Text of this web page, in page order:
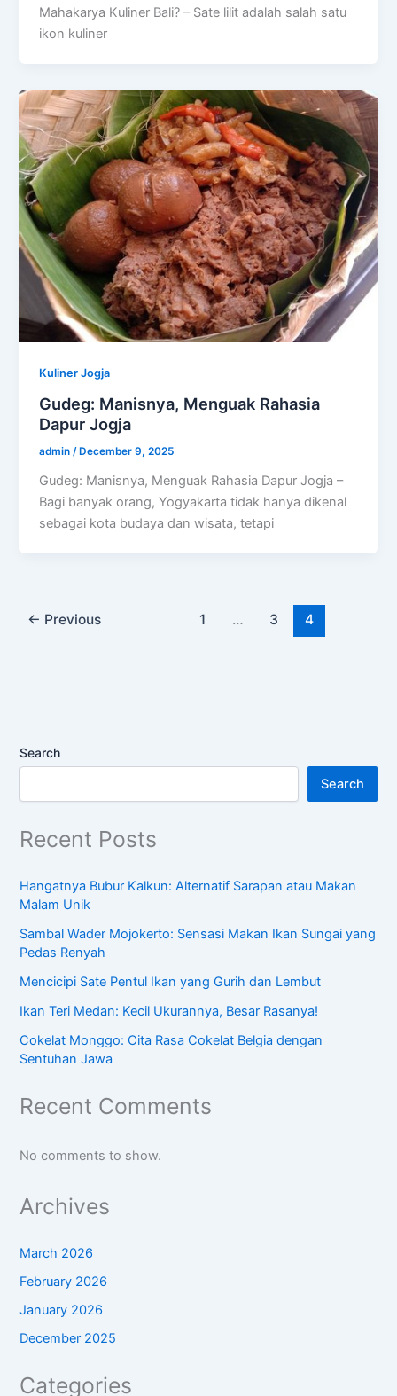
Mahakarya Kuliner Bali? – Sate lilit adalah salah satu
ikon kuliner
Kuliner Jogja
Gudeg: Manisnya, Menguak Rahasia
Dapur Jogja
admin/December 9, 2025
Gudeg: Manisnya, Menguak Rahasia Dapur Jogja –
Bagi banyak orang, Yogyakarta tidak hanya dikenal
sebagai kota budaya dan wisata, tetapi
← Previous 1 … 3 4
Search
Search
Recent Posts
Hangatnya Bubur Kalkun: Alternatif Sarapan atau Makan
Malam Unik
Sambal Wader Mojokerto: Sensasi Makan Ikan Sungai yang
Pedas Renyah
Mencicipi Sate Pentul Ikan yang Gurih dan Lembut
Ikan Teri Medan: Kecil Ukurannya, Besar Rasanya!
Cokelat Monggo: Cita Rasa Cokelat Belgia dengan
Sentuhan Jawa
Recent Comments
No comments to show.
Archives
March 2026
February 2026
January 2026
December 2025
Categories